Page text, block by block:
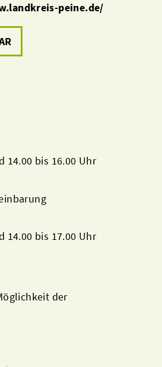
peine.de/
14.00 bis 16.00 Uhr
14.00 bis 17.00 Uhr
der